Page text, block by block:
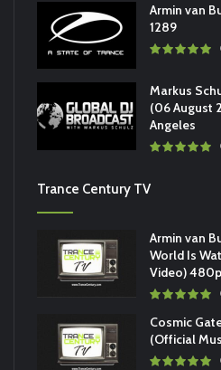
Armin van
1289
Markus
(06 August
Angeles
Trance Century TV
Armin van
World Is
Video) 480p
Cosmic
(Official